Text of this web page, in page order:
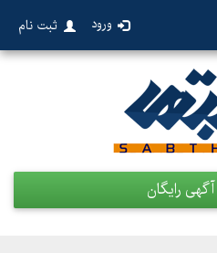
ورود ثبت نام
رایگان